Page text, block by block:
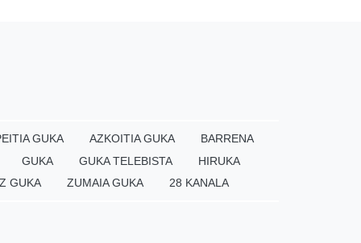
GUKA AZKOITIA GUKA
BARRENA
GUKA
GUKA TELEBISTA
HIRUKA
GUKA
ZUMAIA GUKA 28 KANALA